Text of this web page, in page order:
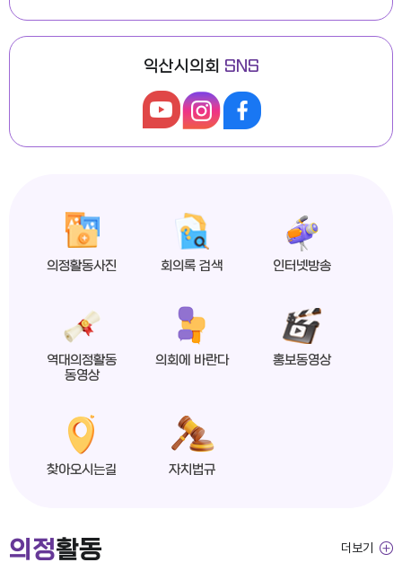
익산시의회, 제279회 임시회 폐회
익산시의회 상임위원회 ‘현장 속으로!’
익산시의회, 제279회 임시회 개회
익산시의회 SNS
의정활동사진 회의록 검색 인터넷방송
역대의정활동
동영상
의회에 바란다 홍보동영상
찾아오시는길 자치법규
의정활동 더보기